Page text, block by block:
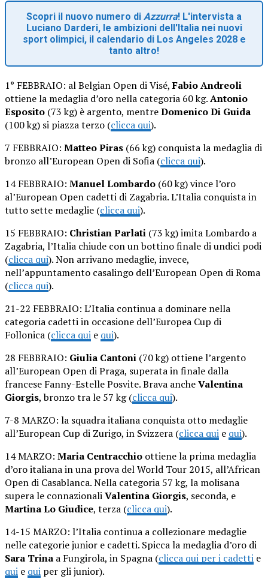
Scopri il nuovo numero di Azzurra! L'intervista a
Luciano Darderi, le ambizioni dell'Italia nei nuovi
sport olimpici, il calendario di Los Angeles 2028 e
tanto altro!
1° FEBBRAIO: al Belgian Open di Visé,Fabio Andreoli
ottiene la medaglia d’oro nella categoria 60 kg.Antonio
Esposito (73 kg) è argento, mentreDomenico Di Guida
(100 kg) si piazza terzo (clicca qui).
7 FEBBRAIO: Matteo Piras (66 kg) conquista la medaglia di
bronzo all’European Open di Sofia (clicca qui).
14 FEBBRAIO: Manuel Lombardo (60 kg) vince l’oro
al’European Open cadetti di Zagabria. L’Italia conquista in
tutto sette medaglie (clicca qui).
15 FEBBRAIO: Christian Parlati (73 kg) imita Lombardo a
Zagabria, l’Italia chiude con un bottino finale di undici podi
(clicca qui). Non arrivano medaglie, invece,
nell’appuntamento casalingo dell’European Open di Roma
(clicca qui).
21-22 FEBBRAIO: L’Italia continua a dominare nella
categoria cadetti in occasione dell’Europea Cup di
Follonica (clicca qui e qui).
28 FEBBRAIO: Giulia Cantoni (70 kg) ottiene l’argento
all’European Open di Praga, superata in finale dalla
francese Fanny-Estelle Posvite. Brava ancheValentina
Giorgis, bronzo tra le 57 kg (clicca qui).
7-8 MARZO: la squadra italiana conquista otto medaglie
all’European Cup di Zurigo, in Svizzera (clicca qui e qui).
14 MARZO: Maria Centracchio ottiene la prima medaglia
d’oro italiana in una prova del World Tour 2015, all’African
Open di Casablanca. Nella categoria 57 kg, la molisana
supera le connazionaliValentina Giorgis, seconda, e
Martina Lo Giudice, terza (clicca qui).
14-15 MARZO: l’Italia continua a collezionare medaglie
nelle categorie junior e cadetti. Spicca la medaglia d’oro di
Sara Trina a Fungirola, in Spagna (clicca qui per i cadetti e
qui e qui per gli junior).